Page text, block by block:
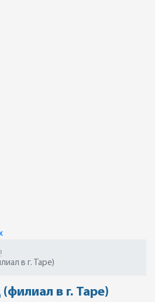
в г. Таре)
в г. Таре)